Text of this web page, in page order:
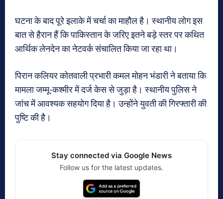
घटना के बाद पूरे इलाके में चर्चा का माहौल है। स्थानीय लोग इस
बात से हैरान हैं कि पाकिस्तान के जरिए इतने बड़े स्तर पर कथित
आर्थिक लेनदेन का नेटवर्क संचालित किया जा रहा था।
पिरान कलियर कोतवाली प्रभारी कमल मोहन भंडारी ने बताया कि
मामला जम्मू-कश्मीर में दर्ज केस से जुड़ा है। स्थानीय पुलिस ने
जांच में आवश्यक सहयोग दिया है। उन्होंने युवती की गिरफ्तारी की
पुष्टि की है।
Stay connected via Google News
Follow us for the latest updates.